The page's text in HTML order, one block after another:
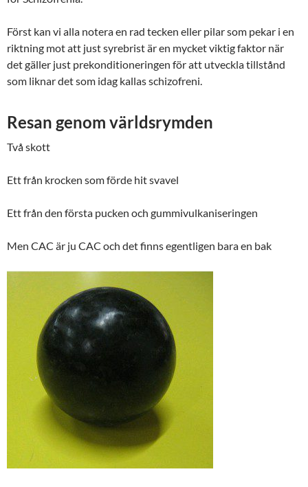
Först kan vi alla notera en rad tecken eller pilar som pekar i en
riktning mot att just syrebrist är en mycket viktig faktor när
det gäller just prekonditioneringen för att utveckla tillstånd
som liknar det som idag kallas schizofreni.
Resan genom världsrymden
Två skott
Ett från krocken som förde hit svavel
Ett från den första pucken och gummivulkaniseringen
Men CAC är ju CAC och det finns egentligen bara en bak